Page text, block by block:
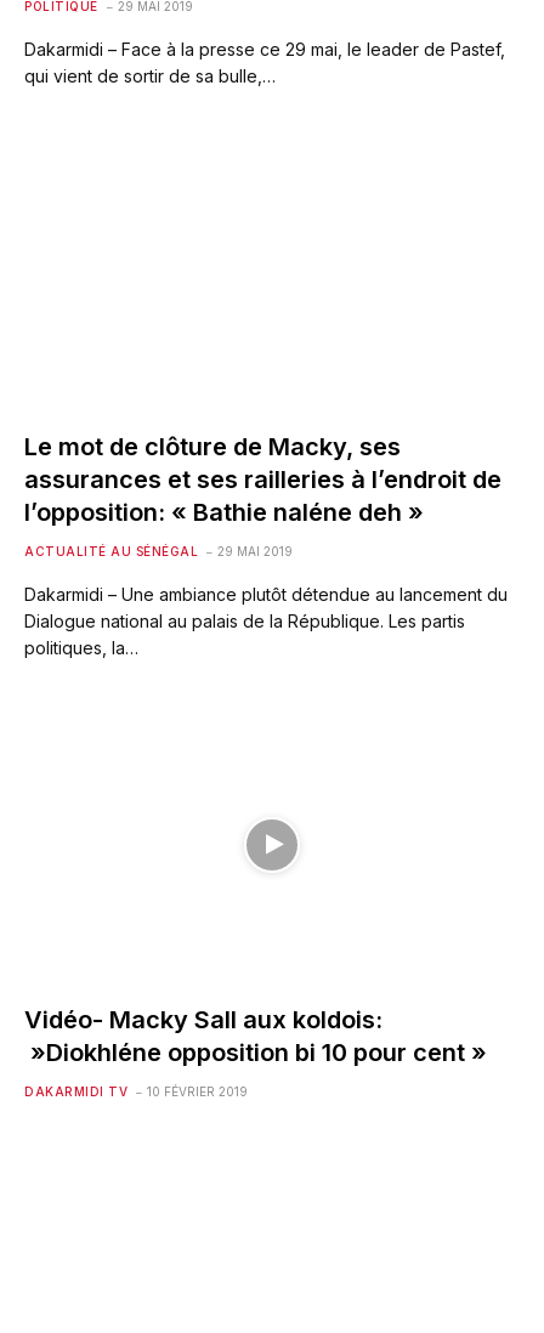
POLITIQUE 29 MAI 2019
Dakarmidi – Face à la presse ce 29 mai, le leader de Pastef,
qui vient de sortir de sa bulle,…
Le mot de clôture de Macky, ses
assurances et ses railleries à l’endroit de
l’opposition: « Bathie naléne deh »
ACTUALITÉ AU SÉNÉGAL 29 MAI 2019
Dakarmidi – Une ambiance plutôt détendue au lancement du
Dialogue national au palais de la République. Les partis
politiques, la…
Vidéo- Macky Sall aux koldois:
»Diokhléne opposition bi 10 pour cent »
DAKARMIDI TV 10 FÉVRIER 2019